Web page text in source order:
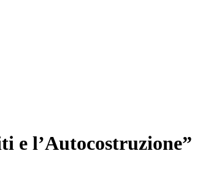
e l’Autocostruzione”